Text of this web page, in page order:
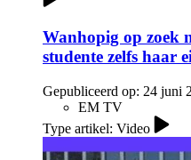
Wanhopig op zoek
studente zelfs haar
Gepubliceerd op: 24 juni
EM TV
Type artikel: Video